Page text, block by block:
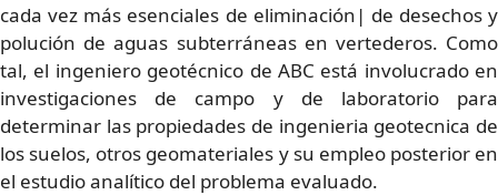
cada vez más esenciales de eliminación| de desechos y
polución de aguas subterráneas en vertederos. Como
tal, el ingeniero geotécnico de ABC está involucrado en
investigaciones de campo y de laboratorio para
determinar las propiedades de ingenieria geotecnica de
los suelos, otros geomateriales y su empleo posterior en
el estudio analítico del problema evaluado.